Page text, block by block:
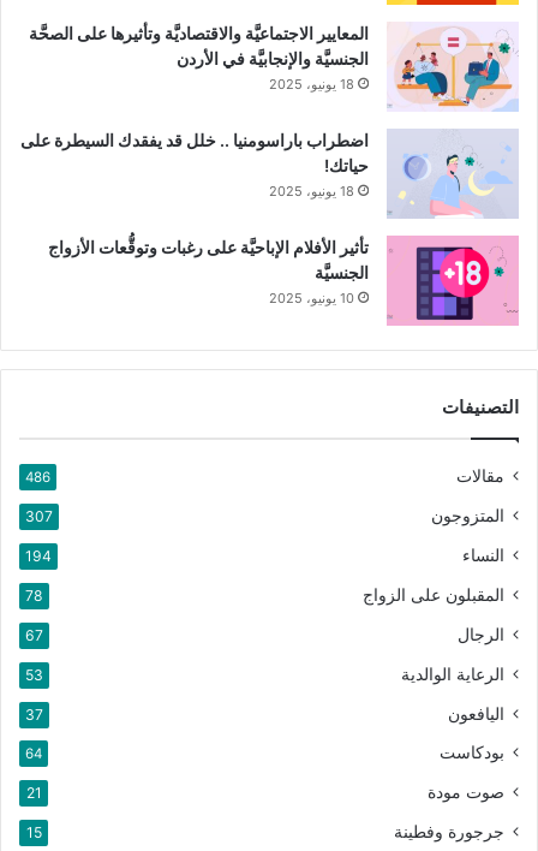
تويتر
Telegram
WhatsApp
LinkedIn
Pinterest
المصدر
medicalnewstoday
المعايير الاجتماعيَّة والاقتصاديَّة وتأثيرها على الصحَّة
الجنسيَّة والإنجابيَّة في الأردن
18 يونيو، 2025
اضطراب باراسومنيا .. خلل قد يفقدك السيطرة على
حياتك!
18 يونيو، 2025
تأثير الأفلام الإباحيَّة على رغبات وتوقُّعات الأزواج
الجنسيَّة
10 يونيو، 2025
التصنيفات
مقالات 486
المتزوجون 307
النساء 194
المقبلون على الزواج 78
الرجال 67
الرعاية الوالدية 53
اليافعون 37
بودكاست 64
صوت مودة 21
جرجورة وفطينة 15